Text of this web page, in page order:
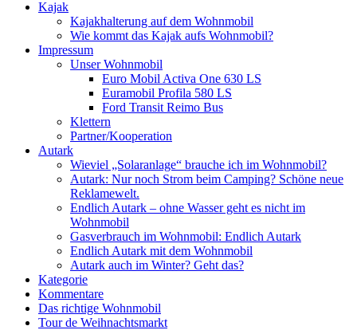
Kajak
Kajakhalterung auf dem Wohnmobil
Wie kommt das Kajak aufs Wohnmobil?
Impressum
Unser Wohnmobil
Euro Mobil Activa One 630 LS
Euramobil Profila 580 LS
Ford Transit Reimo Bus
Klettern
Partner/Kooperation
Autark
Wieviel „Solaranlage“ brauche ich im Wohnmobil?
Autark: Nur noch Strom beim Camping? Schöne neue
Reklamewelt.
Endlich Autark – ohne Wasser geht es nicht im
Wohnmobil
Gasverbrauch im Wohnmobil: Endlich Autark
Endlich Autark mit dem Wohnmobil
Autark auch im Winter? Geht das?
Kategorie
Kommentare
Das richtige Wohnmobil
Tour de Weihnachtsmarkt